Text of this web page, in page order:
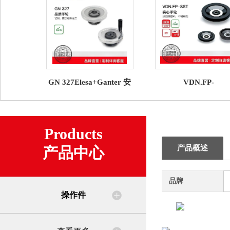
GN 327Elesa+Ganter 安
VDN.FP-
轮
Products
产品中心
操作件
产品概述
品牌